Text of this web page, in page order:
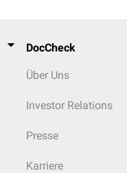
DocCheck
Über Uns
Investor Relations
Presse
Karriere